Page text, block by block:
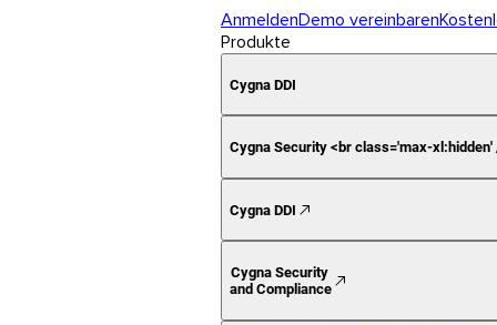
AnmeldenDemo vereinbaren
Produkte
Cygna DDI
Cygna Security <br class='max-xl:hidden'
Cygna DDI
Cygna Security
and Compliance